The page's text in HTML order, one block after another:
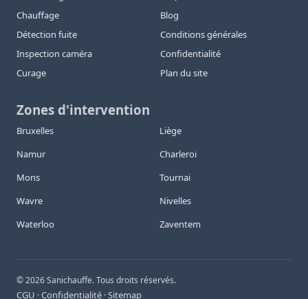
Chauffage
Détection fuite
Inspection caméra
Curage
Blog
Conditions générales
Confidentialité
Plan du site
Zones d'intervention
Bruxelles
Liège
Namur
Charleroi
Mons
Tournai
Wavre
Nivelles
Waterloo
Zaventem
©2026Sanichauffe. Tous droits réservés.
CGU ·Confidentialité ·Sitemap